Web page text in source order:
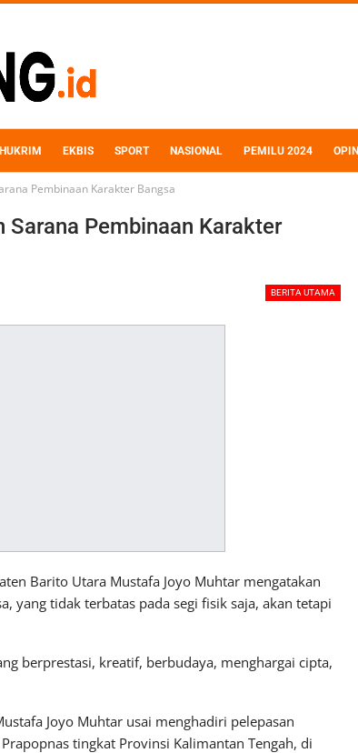
HUKRIM EKBIS SPORT NASIONAL PEMILU 2024 OPINI
Pembinaan Karakter Bangsa
Pembinaan Karakter
BERITA UTAMA
Barito Utara Mustafa Joyo Muhtar mengatakan
yang tidak terbatas pada segi fisik saja, akan tetapi
berprestasi, kreatif, berbudaya, menghargai cipta,
Joyo Muhtar usai menghadiri pelepasan
tingkat Provinsi Kalimantan Tengah, di